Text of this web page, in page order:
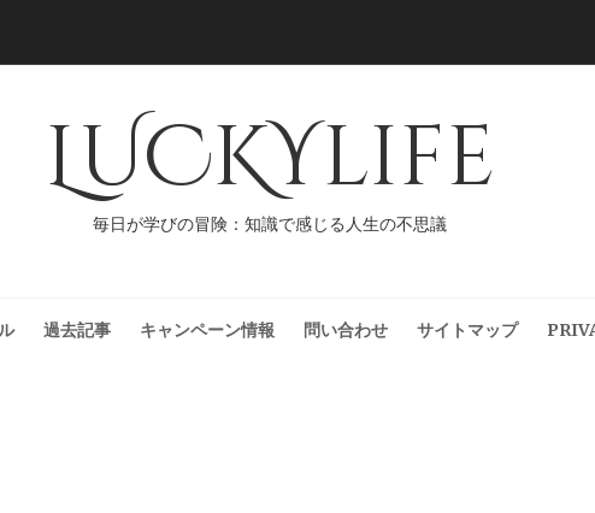
LUCKYlife
毎日が学びの冒険：知識で感じる人生の不思議
過去記事 キャンペーン情報 問い合わせ サイトマップ